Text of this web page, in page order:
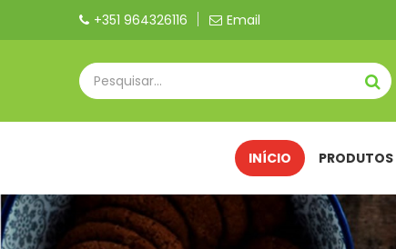
+351 964326116 Email
INÍCIO PRODUTOS